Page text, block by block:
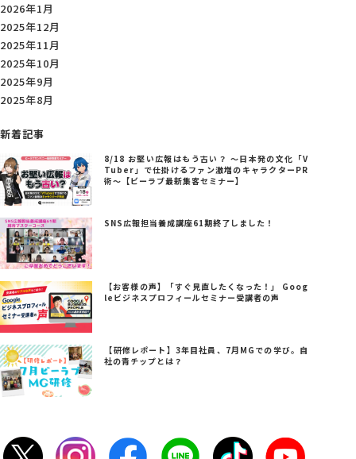
2026年1月
2025年12月
2025年11月
2025年10月
2025年9月
2025年8月
新着記事
8/18 お堅い広報はもう古い？ ～日本発の文化「V
Tuber」で仕掛けるファン激増のキャラクターPR
術～【ビーラブ最新集客セミナー】
SNS広報担当養成講座61期終了しました！
【お客様の声】「すぐ見直したくなった！」 Goog
leビジネスプロフィールセミナー受講者の声
【研修レポート】3年目社員、7月MGでの学び。自
社の青チップとは？